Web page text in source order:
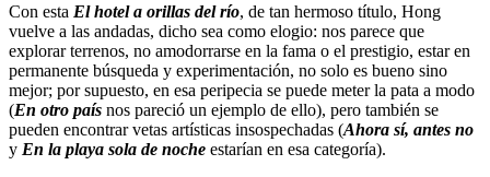
Con esta El hotel a orillas del río, de tan hermoso título, Hong
vuelve a las andadas, dicho sea como elogio: nos parece que
explorar terrenos, no amodorrarse en la fama o el prestigio, estar en
permanente búsqueda y experimentación, no solo es bueno sino
mejor; por supuesto, en esa peripecia se puede meter la pata a modo
(En otro país nos pareció un ejemplo de ello), pero también se
pueden encontrar vetas artísticas insospechadas (Ahora sí, antes no
y En la playa sola de noche estarían en esa categoría).